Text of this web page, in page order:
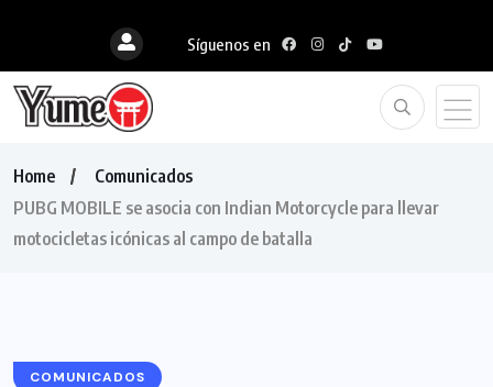
Síguenos en
Home
Comunicados
PUBG MOBILE se asocia con Indian Motorcycle para llevar
motocicletas icónicas al campo de batalla
COMUNICADOS